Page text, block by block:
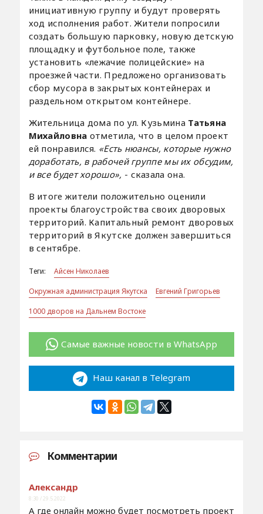
инициативную группу и будут проверять
ход исполнения работ. Жители попросили
создать большую парковку, новую детскую
площадку и футбольное поле, также
установить «лежачие полицейские» на
проезжей части. Предложено организовать
сбор мусора в закрытых контейнерах и
раздельном открытом контейнере.
Жительница дома по ул. Кузьмина Татьяна
Михайловна отметила, что в целом проект
ей понравился. «Есть нюансы, которые нужно
доработать, в рабочей группе мы их обсудим,
и все будет хорошо», - сказала она.
В итоге жители положительно оценили
проекты благоустройства своих дворовых
территорий. Капитальный ремонт дворовых
территорий в Якутске должен завершиться
в сентябре.
Теги:
Айсен Николаев
Окружная администрация Якутска
Евгений Григорьев
1000 дворов на Дальнем Востоке
Самые важные новости в WhatsApp
Наш канал в Telegram
Комментарии
Александр
8:30 / 29.5.2022
А где онлайн можно будет посмотреть проект